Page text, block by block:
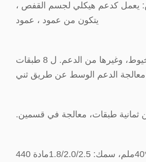
يعمل كدعم هيكلي لجسم القفص ،
يتكون من عمود ، عمود
الخطاف والخيوط، وغيرها من الدعم. ل 8 طبقات
الدعم الوسط عن طريق ثني
ثمانية طبقات، معالجة في قسمين.
40ملم*30ملم*40ملم، سمك: 1.8/2.0/2.5مادة 440